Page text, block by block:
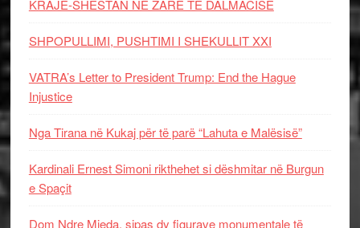
KRAJË-SHESTAN NË ZARË TË DALMACISË
SHPOPULLIMI, PUSHTIMI I SHEKULLIT XXI
VATRA’s Letter to President Trump: End the Hague
Injustice
Nga Tirana në Kukaj për të parë “Lahuta e Malësisë”
Kardinali Ernest Simoni rikthehet si dëshmitar në Burgun
e Spaçit
Dom Ndre Mjeda, sipas dy figurave monumentale të